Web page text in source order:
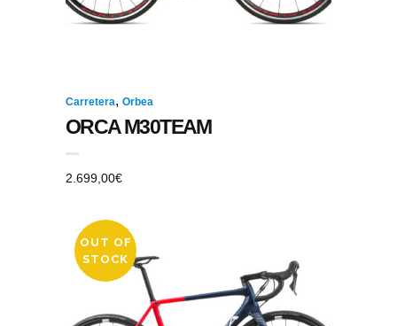
Carretera, Orbea
ORCA M30TEAM
2.699,00€
OUT OF
STOCK